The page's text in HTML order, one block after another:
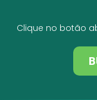
Clique no botão